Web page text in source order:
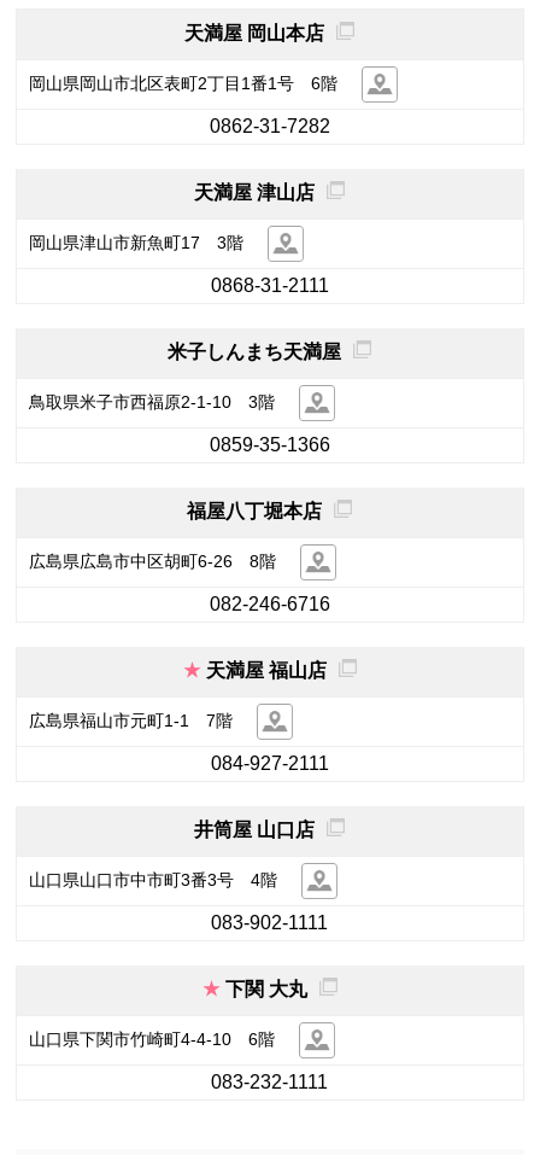
天満屋 岡山本店
岡山県岡山市北区表町2丁目1番1号 6階
0862-31-7282
天満屋 津山店
岡山県津山市新魚町17 3階
0868-31-2111
米子しんまち天満屋
鳥取県米子市西福原2-1-10 3階
0859-35-1366
福屋八丁堀本店
広島県広島市中区胡町6-26 8階
082-246-6716
天満屋 福山店
広島県福山市元町1-1 7階
084-927-2111
井筒屋 山口店
山口県山口市中市町3番3号 4階
083-902-1111
下関 大丸
山口県下関市竹崎町4-4-10 6階
083-232-1111